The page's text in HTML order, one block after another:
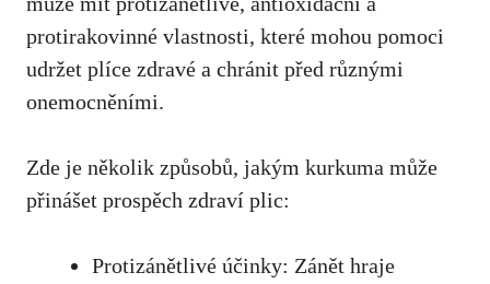
protirakovinné vlastnosti, které mohou pomoci
⁤udržet plíce zdravé a chránit před různými
onemocněními.
Zde⁣ je několik způsobů, jakým kurkuma⁢ může
přinášet prospěch ⁤zdraví plic:
Protizánětlivé účinky: Zánět hraje